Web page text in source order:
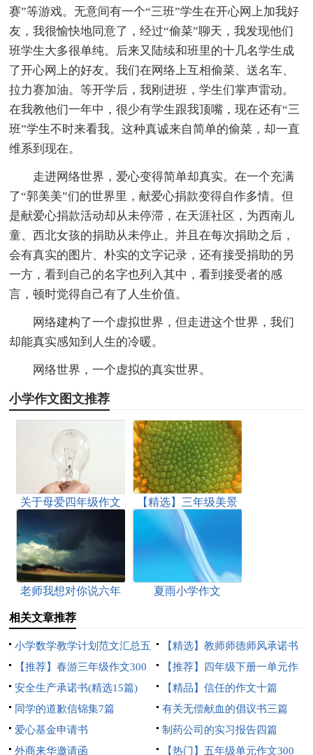
赛”等游戏。无意间有一个“三班”学生在开心网上加我好
友，我很愉快地同意了，经过“偷菜”聊天，我发现他们
班学生大多很单纯。后来又陆续和班里的十几名学生成
了开心网上的好友。我们在网络上互相偷菜、送名车、
拉力赛加油。等开学后，我刚进班，学生们掌声雷动。
在我教他们一年中，很少有学生跟我顶嘴，现在还有“三
班”学生不时来看我。这种真诚来自简单的偷菜，却一直
维系到现在。
走进网络世界，爱心变得简单却真实。在一个充满
了“郭美美”们的世界里，献爱心捐款变得自作多情。但
是献爱心捐款活动却从未停滞，在天涯社区，为西南儿
童、西北女孩的捐助从未停止。并且在每次捐助之后，
会有真实的图片、朴实的文字记录，还有接受捐助的另
一方，看到自己的名字也列入其中，看到接受者的感
言，顿时觉得自己有了人生价值。
网络建构了一个虚拟世界，但走进这个世界，我们
却能真实感知到人生的冷暖。
网络世界，一个虚拟的真实世界。
小学作文图文推荐
关于母爱四年级作文
【精选】三年级美景
作文三篇
老师我想对你说六年
夏雨小学作文
相关文章推荐
小学数学教学计划范文汇总五
篇
【精选】教师师德师风承诺书
4篇
【推荐】春游三年级作文300
字5篇
【推荐】四年级下册一单元作
文3篇
安全生产承诺书(精选15篇)
【精品】信任的作文十篇
同学的道歉信锦集7篇
有关无偿献血的倡议书三篇
爱心基金申请书
制药公司的实习报告四篇
外商来华邀请函
【热门】五年级单元作文300